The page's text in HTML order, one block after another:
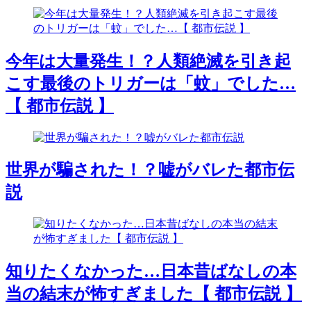
今年は大量発生！？人類絶滅を引き起
こす最後のトリガーは「蚊」でした…
【 都市伝説 】
世界が騙された！？嘘がバレた都市伝
説
知りたくなかった…日本昔ばなしの本
当の結末が怖すぎました【 都市伝説 】